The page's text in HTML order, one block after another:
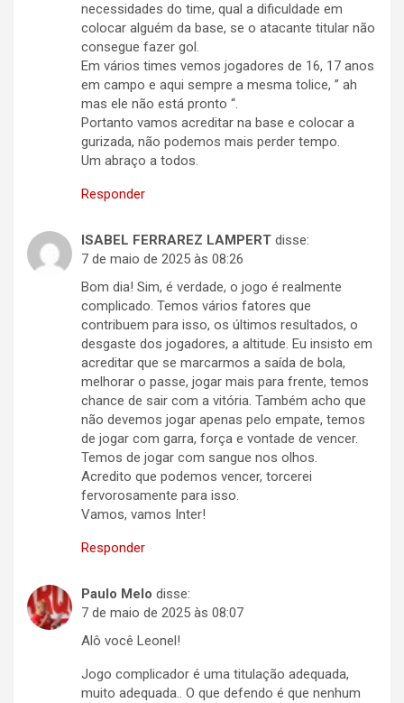
necessidades do time, qual a dificuldade em
colocar alguém da base, se o atacante titular não
consegue fazer gol.
Em vários times vemos jogadores de 16, 17 anos
em campo e aqui sempre a mesma tolice, ” ah
mas ele não está pronto “.
Portanto vamos acreditar na base e colocar a
gurizada, não podemos mais perder tempo.
Um abraço a todos.
Responder
ISABEL FERRAREZ LAMPERT disse:
7 de maio de 2025 às 08:26
Bom dia! Sim, é verdade, o jogo é realmente
complicado. Temos vários fatores que
contribuem para isso, os últimos resultados, o
desgaste dos jogadores, a altitude. Eu insisto em
acreditar que se marcarmos a saída de bola,
melhorar o passe, jogar mais para frente, temos
chance de sair com a vitória. Também acho que
não devemos jogar apenas pelo empate, temos
de jogar com garra, força e vontade de vencer.
Temos de jogar com sangue nos olhos.
Acredito que podemos vencer, torcerei
fervorosamente para isso.
Vamos, vamos Inter!
Responder
Paulo Melo disse:
7 de maio de 2025 às 08:07
Alô você Leonel!
Jogo complicador é uma titulação adequada,
muito adequada.. O que defendo é que nenhum